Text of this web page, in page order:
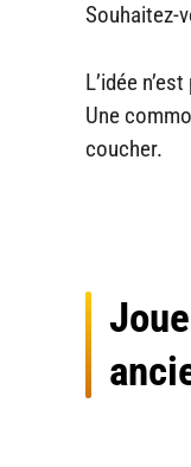
Souhaitez-
L’idée
Une
coucher.